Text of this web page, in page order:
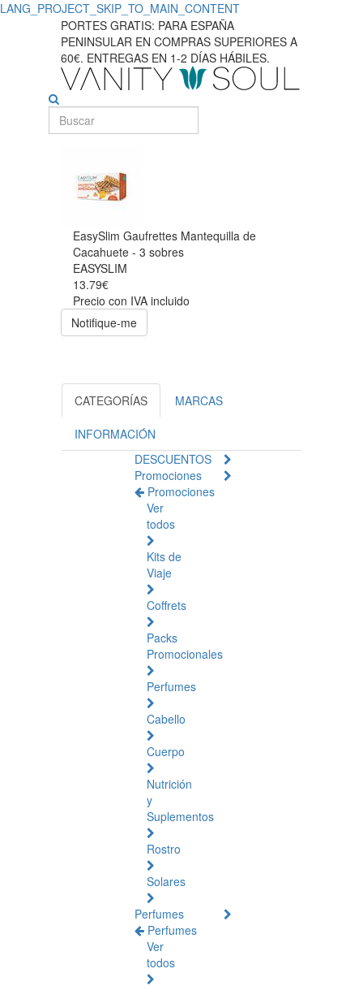
LANG_PROJECT_SKIP_TO_MAIN_CONTENT
PORTES GRATIS: PARA ESPAÑA
PENINSULAR EN COMPRAS SUPERIORES A
60€. ENTREGAS EN 1-2 DÍAS HÁBILES.
EasySlim Gaufrettes Mantequilla de
Cacahuete - 3 sobres
EASYSLIM
13.79€
Precio con IVA incluido
Notifique-me
CATEGORÍAS MARCAS
INFORMACIÓN
DESCUENTOS
Promociones
Promociones
Ver
todos
Kits de
Viaje
Coffrets
Packs
Promocionales
Perfumes
Cabello
Cuerpo
Nutrición
y
Suplementos
Rostro
Solares
Perfumes
Perfumes
Ver
todos